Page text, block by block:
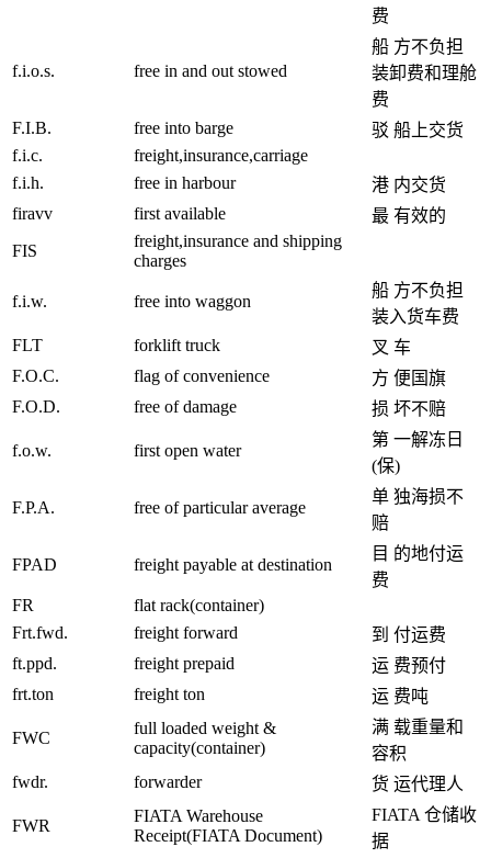
费
f.i.o.s. free in and out stowed
船 方不负担
装卸费和理舱
费
F.I.B.
free into barge
驳 船上交货
f.i.c.
freight,insurance,carriage
f.i.h.
free in harbour
港 内交货
firavv
first available
最 有效的
FIS
freight,insurance and shipping
charges
f.i.w. free into waggon
船 方不负担
装入货车费
FLT
forklift truck
叉 车
F.O.C.
flag of convenience
方 便国旗
F.O.D.
free of damage 损 坏不赔
f.o.w. first open water
第 一解冻日
(保)
F.P.A. free of particular average
单 独海损不
赔
FPAD freight payable at destination
目 的地付运
费
FR
flat rack(container)
Frt.fwd.
freight forward
到 付运费
ft.ppd.
freight prepaid
运 费预付
frt.ton
freight ton 运 费吨
FWC
full loaded weight &
capacity(container)
满 载重量和
容积
fwdr.
forwarder 货 运代理人
FWR
FIATA Warehouse
Receipt(FIATA Document)
FIATA 仓储收
据